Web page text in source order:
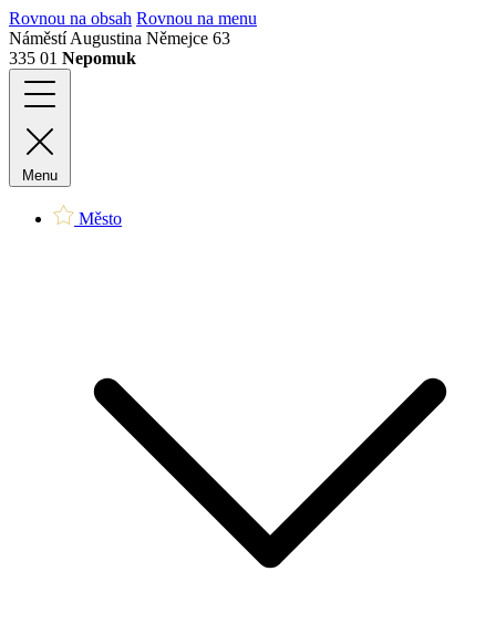
Rovnou na obsah Rovnou na menu
Náměstí Augustina Němejce 63
335 01 Nepomuk
Menu
Město